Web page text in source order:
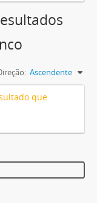
Ascendente
que